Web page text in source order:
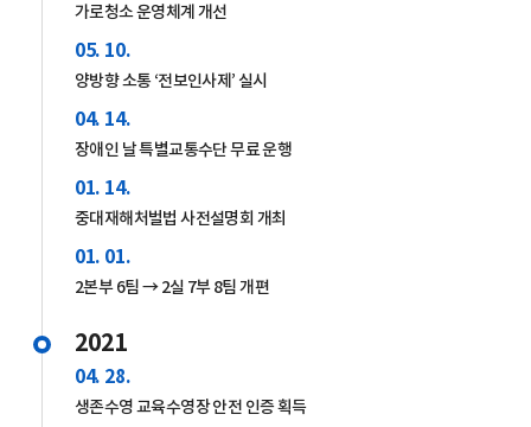
가로청소 운영체계 개선
05. 10.
양방향 소통 ‘전보인사제’ 실시
04. 14.
장애인 날 특별교통수단 무료 운행
01. 14.
중대재해처벌법 사전설명회 개최
01. 01.
2본부 6팀 → 2실 7부 8팀 개편
2021
04. 28.
생존수영 교육수영장 안전 인증 획득